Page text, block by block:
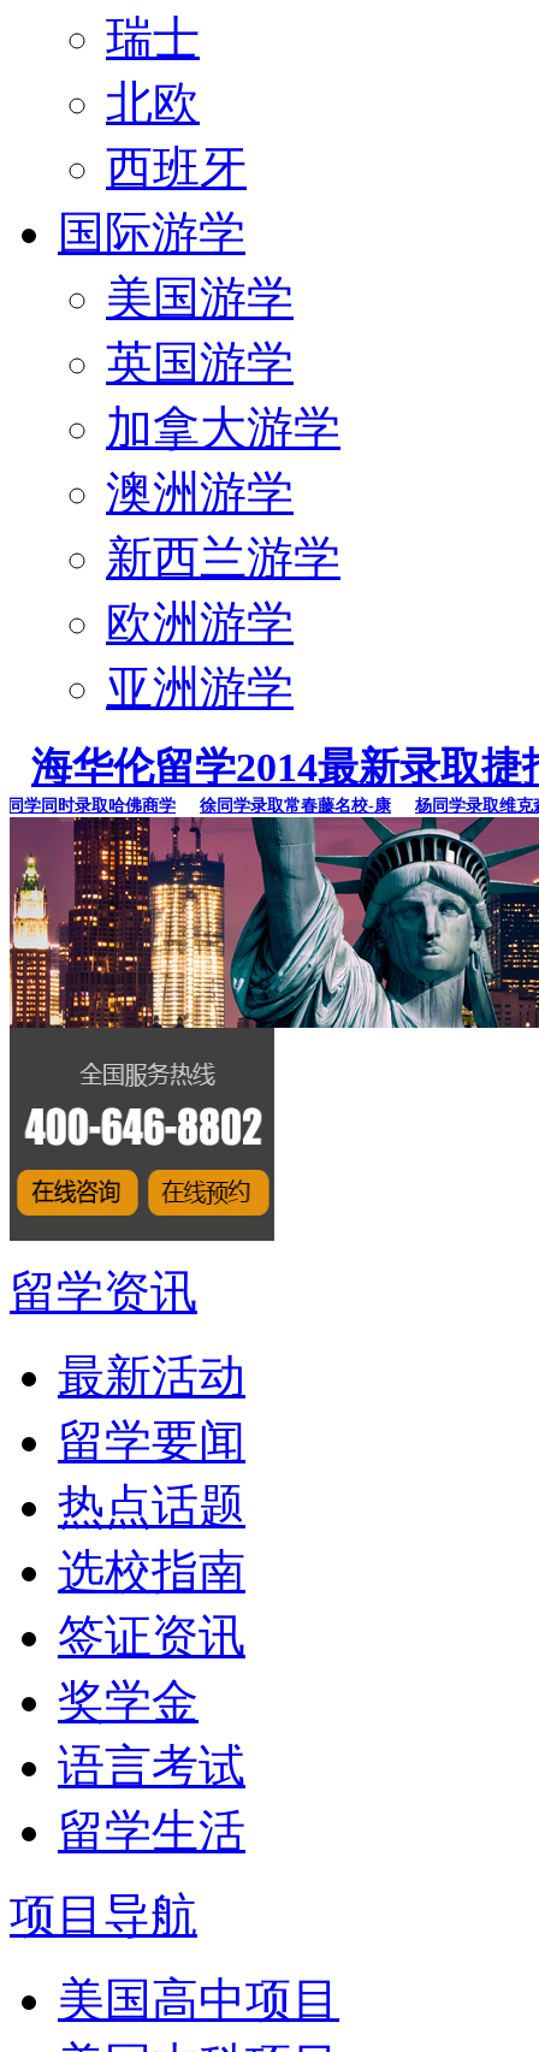
瑞士
北欧
西班牙
国际游学
美国游学
英国游学
加拿大游学
澳洲游学
新西兰游学
欧洲游学
亚洲游学
海华伦留学2014最新录取捷
时录取哈佛商学 徐同学录取常春藤名校-康 杨同学录取维克森林
留学资讯
最新活动
留学要闻
热点话题
选校指南
签证资讯
奖学金
语言考试
留学生活
项目导航
美国高中项目